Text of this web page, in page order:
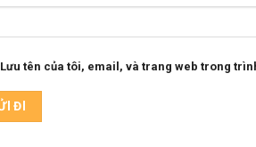
Lưu tên của tôi, email, và trang web trong